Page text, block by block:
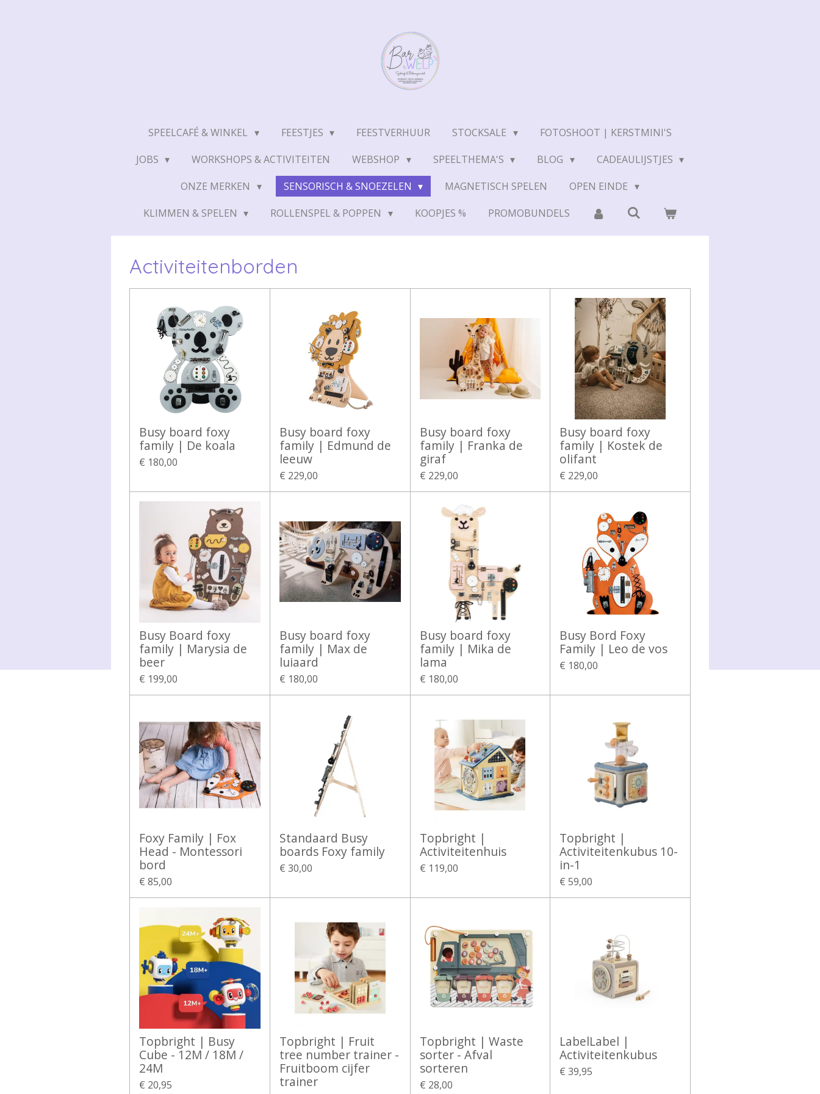
SPEELCAFÉ & WINKEL FEESTJES FEESTVERHUUR STOCKSALE
FOTOSHOOT | KERSTMINI'S
JOBS
WORKSHOPS & ACTIVITEITEN WEBSHOP SPEELTHEMA'S BLOG
CADEAULIJSTJES
ONZE MERKEN
SENSORISCH & SNOEZELEN MAGNETISCH SPELEN
OPEN EINDE
KLIMMEN & SPELEN
ROLLENSPEL & POPPEN KOOPJES % PROMOBUNDELS
Activiteitenborden
Busy board foxy
family | De koala
€ 180,00
Busy board foxy
family | Edmund de
leeuw
€ 229,00
Busy board foxy
family | Franka de
giraf
€ 229,00
Busy board foxy
family | Kostek de
olifant
€ 229,00
Busy Board foxy
family | Marysia de
beer
€ 199,00
Busy board foxy
family | Max de
luiaard
€ 180,00
Busy board foxy
family | Mika de
lama
€ 180,00
Busy Bord Foxy
Family | Leo de vos
€ 180,00
Foxy Family | Fox
Head - Montessori
bord
€ 85,00
Standaard Busy
boards Foxy family
€ 30,00
Topbright |
Activiteitenhuis
€ 119,00
Topbright |
Activiteitenkubus 10-
in-1
€ 59,00
Topbright | Busy
Cube - 12M / 18M /
24M
€ 20,95
Topbright | Fruit
tree number trainer -
Fruitboom cijfer
trainer
Topbright | Waste
sorter - Afval
sorteren
€ 28,00
LabelLabel |
Activiteitenkubus
€ 39,95